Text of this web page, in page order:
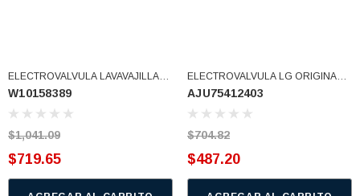
ELECTROVALVULA LAVAVAJILLAS
WPW10158389VP (W10158389)
W10158389
$1,041.09
$719.65
ELECTROVALVULA LG ORIGINAL 4
SALIDAS 12 V 5220FR2008Y
5220FR2008N (AJU75412403)
AJU75412403
$704.82
$487.20